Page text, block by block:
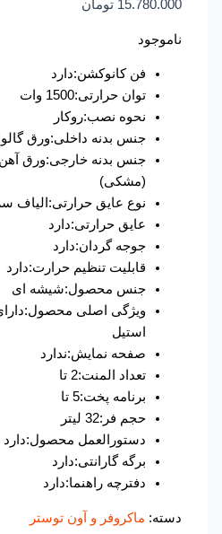
15.780.000 تومان
ناموجود
فن کانوکشن:دارد
توان حرارتی:1500 وات
نحوه نصب:روکار
جنس بدنه داخلی:ورق گالوانیزه
جنس بدنه خارجی:ورق آهن با رنگ
(مشکی)
نوع عایق حرارتی:الیاف
عایق حرارتی:دارد
جوجه گردان:دارد
قابلیت تنظیم حرارت:دارد
جنس محصول:شیشه ای
ویژگی اصلی محصول:دارای ولوم
صفحه نمایش:ندارد
تعداد المنت:2 تا
برنامه پخت:5 تا
حجم فر:32 لیتر
دستورالعمل محصول:دارد
برگه گارانتی:دارد
دفترچه راهنما:دارد
ماکروفر و آون توستر